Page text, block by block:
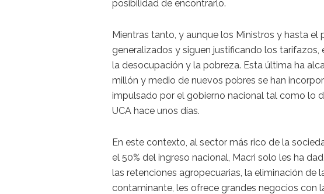
posibilidad de encontrarlo.
Mientras tanto, y aunque los Ministros y hasta
generalizados y siguen justificando los
la desocupación y la pobreza. Esta última ha
millón y medio de nuevos pobres se han
impulsado por el gobierno nacional tal como lo
UCA hace unos días.
En este contexto, al sector más rico de la
el 50% del ingreso nacional, Macri solo les ha
las retenciones agropecuarias, la eliminación de
contaminante, les ofrece grandes negocios con